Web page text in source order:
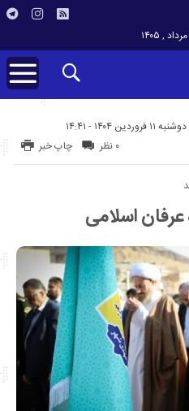
۱۴۰۴ - ۱۴:۴۱
چاپ خبر ۰ نظر
اسلامی